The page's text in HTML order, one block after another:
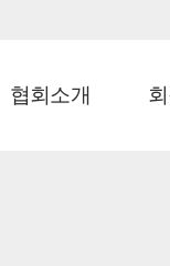
협회소개